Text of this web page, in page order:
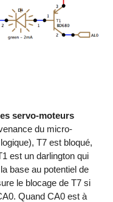
servo-moteurs
du micro-
T7 est bloqué,
est un darlington qui
base au potentiel de
le blocage de T7 si
Quand CA0 est à